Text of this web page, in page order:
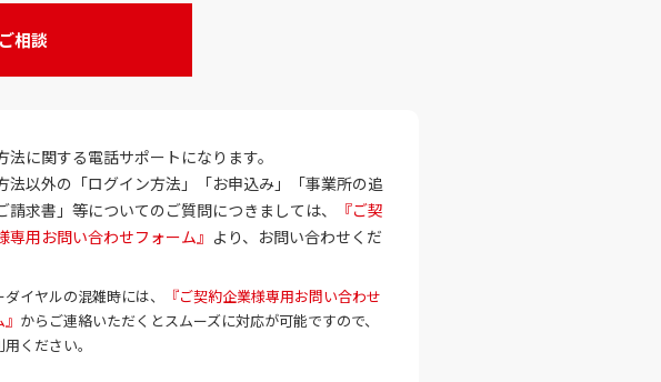
相談
法に関する電話サポートになります。
法以外の「ログイン方法」「お申込み」「事業所の追
請求書」等についてのご質問につきましては、
『ご契
専用お問い合わせフォーム』 より、お問い合わせくだ
イヤルの混雑時には、
『ご契約企業様専用お問い合わせ
からご連絡いただくとスムーズに対応が可能ですので、
ください。